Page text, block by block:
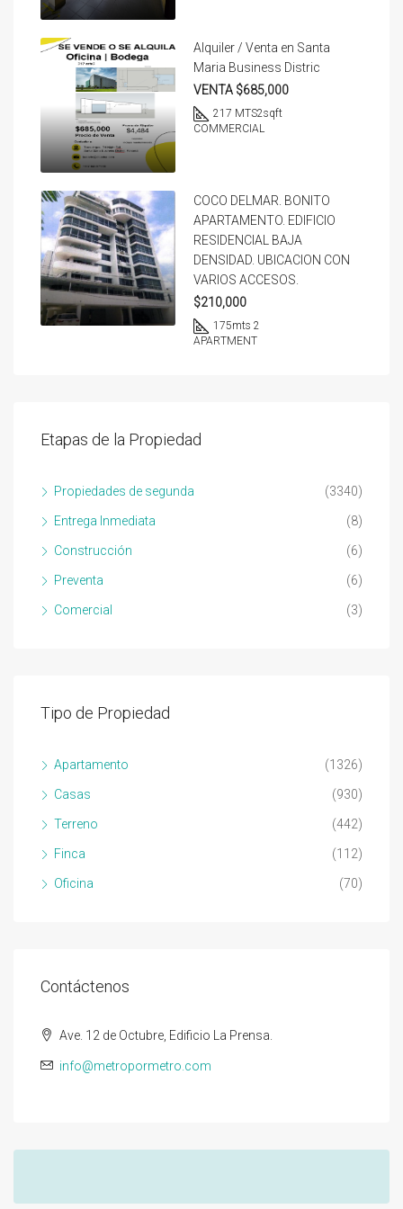
Alquiler / Venta en Santa
Maria Business Distric
VENTA $685,000
217 MTS2sqft
COMMERCIAL
COCO DELMAR. BONITO
APARTAMENTO. EDIFICIO
RESIDENCIAL BAJA
DENSIDAD. UBICACION CON
VARIOS ACCESOS.
$210,000
175mts 2
APARTMENT
Etapas de la Propiedad
Propiedades de segunda (3340)
Entrega Inmediata (8)
Construcción (6)
Preventa (6)
Comercial (3)
Tipo de Propiedad
Apartamento (1326)
Casas (930)
Terreno (442)
Finca (112)
Oficina (70)
Contáctenos
Ave. 12 de Octubre, Edificio La Prensa.
info@metropormetro.com